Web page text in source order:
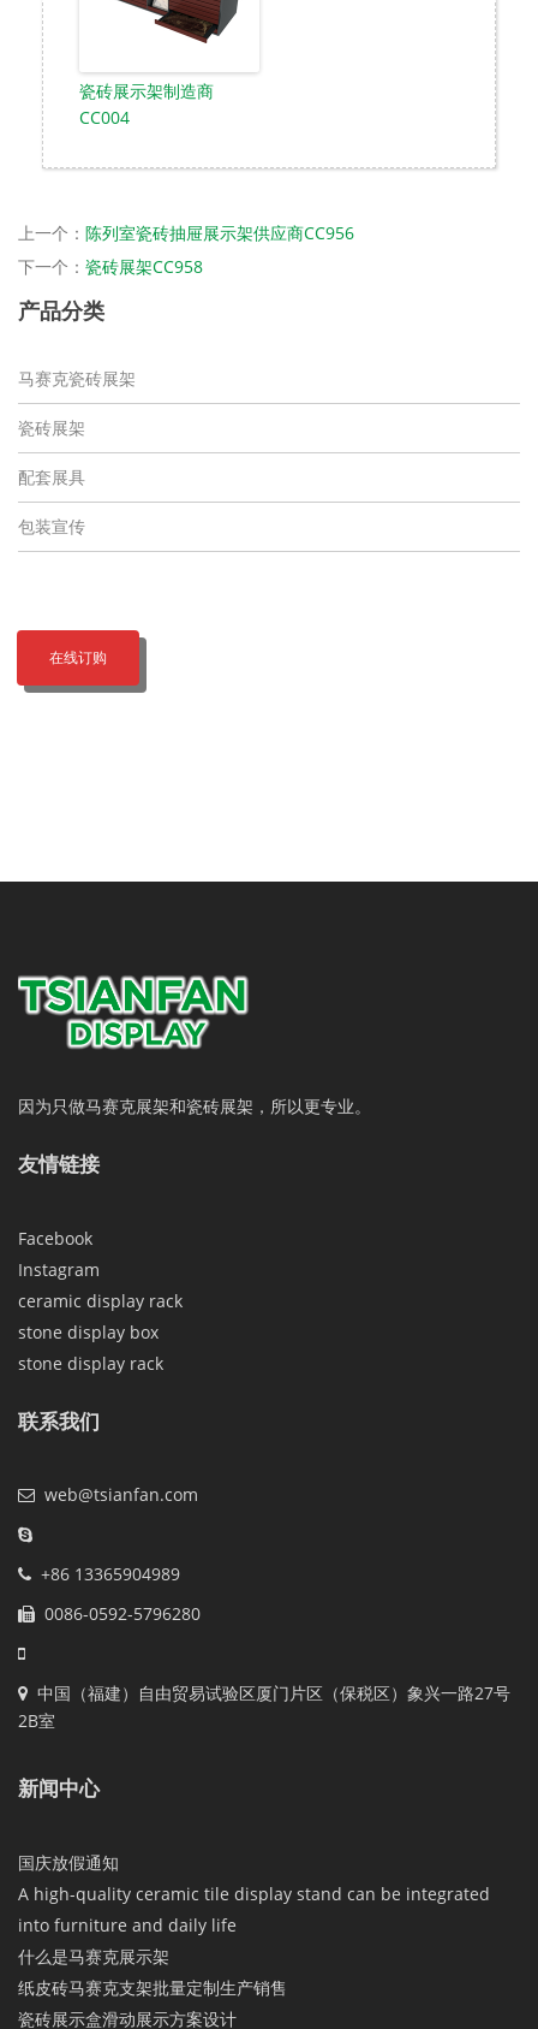
瓷砖展示架制造商
CC004
上一个： 陈列室瓷砖抽屉展示架供应商CC956
下一个： 瓷砖展架CC958
产品分类
马赛克瓷砖展架
瓷砖展架
配套展具
包装宣传
在线订购
因为只做马赛克展架和瓷砖展架，所以更专业。
友情链接
Facebook
Instagram
ceramic display rack
stone display box
stone display rack
联系我们
web@tsianfan.com
+86 13365904989
0086-0592-5796280
中国（福建）自由贸易试验区厦门片区（保税区）象兴一路27号
2B室
新闻中心
国庆放假通知
A high-quality ceramic tile display stand can be integrated
into furniture and daily life
什么是马赛克展示架
纸皮砖马赛克支架批量定制生产销售
瓷砖展示盒滑动展示方案设计